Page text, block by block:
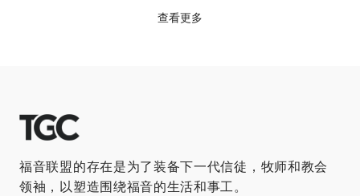
查看更多
福音联盟的存在是为了装备下一代信徒，牧师和教会
领袖，以塑造围绕福音的生活和事工。